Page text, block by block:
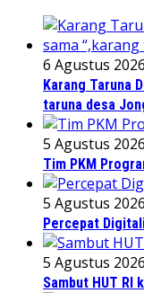
6 Agustus 2026
Karang Taruna
taruna desa
5 Agustus 2026
Tim PKM
5 Agustus 2026
Percepat
5 Agustus 2026
Sambut HUT RI